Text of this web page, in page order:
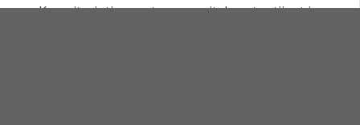
Kurssitarjotin, opetussuunnitelma, tuntijaot ja